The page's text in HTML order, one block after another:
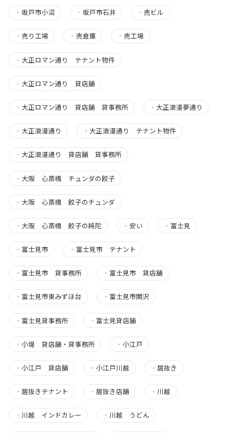
・ 坂戸市小沼 ・坂戸市石井 ・ 売ビル
・ 売り工場 ・ 売倉庫 ・ 売工場
・ 大正ロマン通り テナント物件
・ 大正ロマン通り 貸店舗
・ 大正ロマン通り 貸店舗 貸事務所 ・ 大正浪漫夢通り
・ 大正浪漫通り ・ 大正浪漫通り テナント物件
・ 大正浪漫通り 貸店舗 貸事務所
・ 大阪 心斎橋 チュンダの餃子
・ 大阪 心斎橋 餃子のチュンダ
・ 大阪 心斎橋 餃子の純陀 ・安い ・ 富士見
・ 富士見市 ・ 富士見市 テナント
・ 富士見市 貸事務所 ・ 富士見市 貸店舗
・ 富士見市東みずほ台 ・ 富士見市関沢
・ 富士見貸事務所 ・ 富士見貸店舗
・ 小堤 貸店舗・貸事務所 ・小江戸
・ 小江戸 貸店舗 ・小江戸川越 ・居抜き
・ 居抜きテナント ・居抜き店舗 ・ 川越
・ 川越 インドカレー ・ 川越 うどん